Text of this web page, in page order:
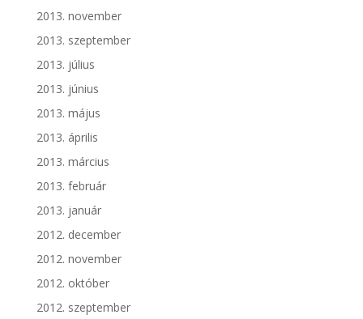
2013. november
2013. szeptember
2013. július
2013. június
2013. május
2013. április
2013. március
2013. február
2013. január
2012. december
2012. november
2012. október
2012. szeptember